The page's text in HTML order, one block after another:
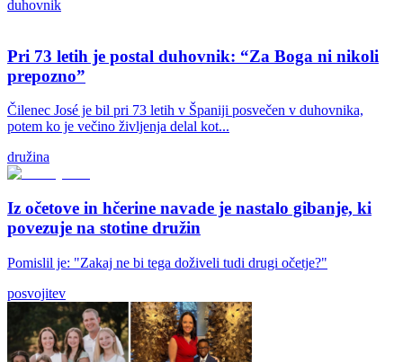
duhovnik
Pri 73 letih je postal duhovnik: “Za Boga ni nikoli
prepozno”
Čilenec José je bil pri 73 letih v Španiji posvečen v duhovnika,
potem ko je večino življenja delal kot...
družina
Iz očetove in hčerine navade je nastalo gibanje, ki
povezuje na stotine družin
Pomislil je: "Zakaj ne bi tega doživeli tudi drugi očetje?"
posvojitev